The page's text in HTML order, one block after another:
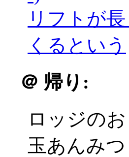
リフトが
くるという
＠ 帰り:
ロッジの
玉あんみつ